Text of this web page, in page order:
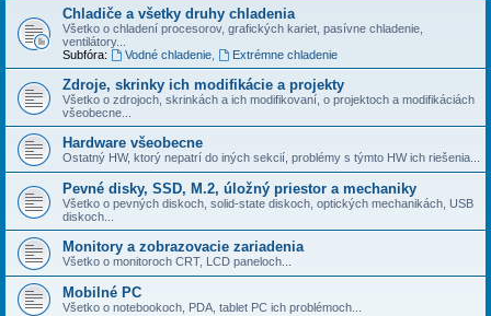
Chladiče a všetky druhy chladenia
Všetko o chladení procesorov, grafických kariet, pasí­vne chladenie,
ventilátory...
Subfóra:
Vodné chladenie, Extrémne chladenie
Zdroje, skrinky ich modifikácie a projekty
Všetko o zdrojoch, skrinkách a ich modifikovaní, o projektoch a modifikáciách
všeobecne...
Hardware všeobecne
Ostatný HW, ktorý nepatrí do iných sekcií­, problémy s týmto HW ich riešenia...
Pevné disky, SSD, M.2, úložný priestor a mechaniky
Všetko o pevných diskoch, solid-state diskoch, optických mechanikách, USB
diskoch...
Monitory a zobrazovacie zariadenia
Všetko o monitoroch CRT, LCD paneloch...
Mobilné PC
Všetko o notebookoch, PDA, tablet PC ich problémoch...